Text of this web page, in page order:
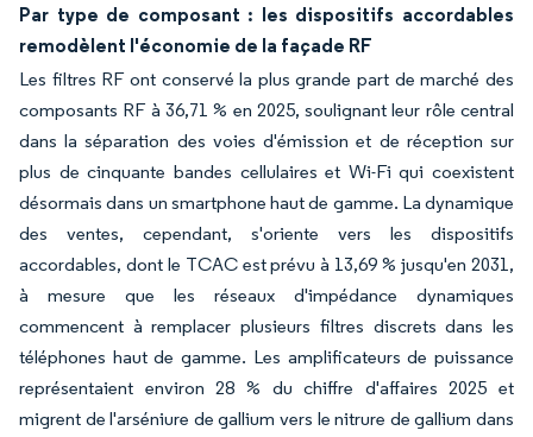
Par type de composant : les dispositifs accordables
remodèlent l'économie de la façade RF
Les filtres RF ont conservé la plus grande part de marché des
composants RF à 36,71 % en 2025, soulignant leur rôle central
dans la séparation des voies d'émission et de réception sur
plus de cinquante bandes cellulaires et Wi-Fi qui coexistent
désormais dans un smartphone haut de gamme. La dynamique
des ventes, cependant, s'oriente vers les dispositifs
accordables, dont le TCAC est prévu à 13,69 % jusqu'en 2031,
à mesure que les réseaux d'impédance dynamiques
commencent à remplacer plusieurs filtres discrets dans les
téléphones haut de gamme. Les amplificateurs de puissance
représentaient environ 28 % du chiffre d'affaires 2025 et
migrent de l'arséniure de gallium vers le nitrure de gallium dans